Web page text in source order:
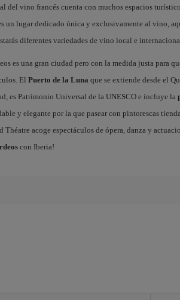
del vino francés cuenta con muchos espacios
un lugar dedicado única y exclusivamente al vino,
diferentes variedades de vino local e
es una gran ciudad pero con la medida justa para
El Puerto de la Luna que se extiende desde el
es Patrimonio Universal de la UNESCO e incluye la
y elegante por la que pasear con pintorescas
Théatre acoge espectáculos de ópera, danza y
con Iberia!